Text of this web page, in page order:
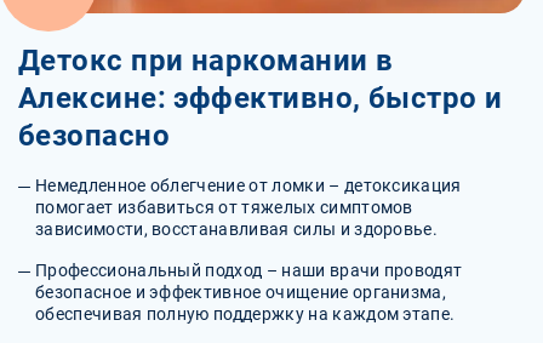
Детокс при наркомании в
Алексине: эффективно, быстро и
безопасно
Немедленное облегчение от ломки – детоксикация
помогает избавиться от тяжелых симптомов
зависимости, восстанавливая силы и здоровье.
Профессиональный подход – наши врачи проводят
безопасное и эффективное очищение организма,
обеспечивая полную поддержку на каждом этапе.